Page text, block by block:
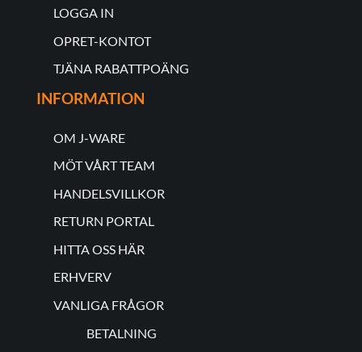
LOGGA IN
OPRET-KONTOT
TJÄNA RABATTPOÄNG
INFORMATION
OM J-WARE
MÖT VÅRT TEAM
HANDELSVILLKOR
RETURN PORTAL
HITTA OSS HÄR
ERHVERV
VANLIGA FRÅGOR
BETALNING